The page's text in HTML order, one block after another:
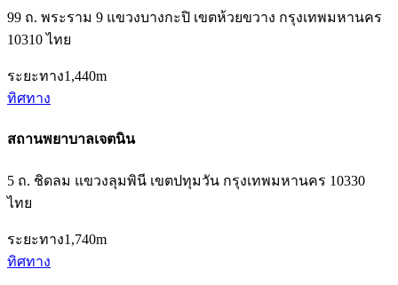
99 ถ. พระราม 9 แขวงบางกะปิ เขตห้วยขวาง กรุงเทพมหานคร
10310 ไทย
ระยะทาง1,440m
ทิศทาง
สถานพยาบาลเจตนิน
5 ถ. ชิดลม แขวงลุมพินี เขตปทุมวัน กรุงเทพมหานคร 10330
ไทย
ระยะทาง1,740m
ทิศทาง